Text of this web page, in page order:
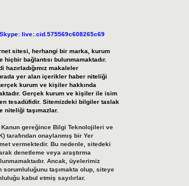
Skype: live:.cid.575569c608265c69
sitesi, herhangi bir marka, kurum
bağlantısı bulunmamaktadır.
hazırladığımız makaleler
yer alan içerikler haber niteliği
kurum ve kişiler hakkında
Gerçek kurum ve kişiler ile isim
tesadüfidir. Sitemizdeki bilgiler taslak
niteliği taşımazlar.
Kanun gereğince Bilgi Teknolojileri ve
tarafından onaylanmış bir Yer
vermektedir. Bu nedenle, sitedeki
denetleme veya araştırma
Ancak, üyelerimiz
sorumluluğunu taşımakta olup, siteye
kabul etmiş sayılırlar.